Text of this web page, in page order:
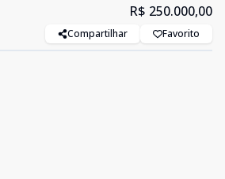
R$ 250.000,00
Compartilhar Favorito